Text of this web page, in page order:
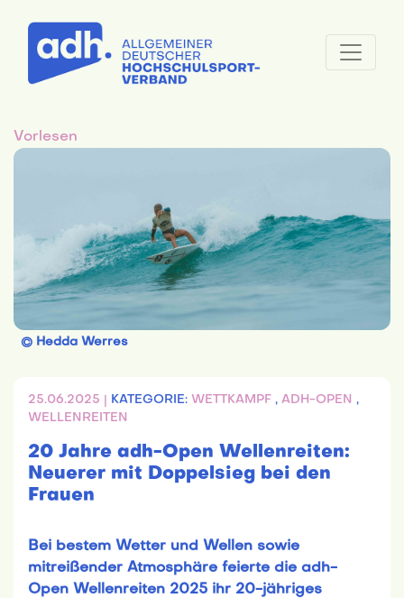
Vorlesen
© Hedda Werres
25.06.2025 | KATEGORIE: WETTKAMPF , ADH-OPEN ,
WELLENREITEN
20 Jahre adh-Open Wellenreiten:
Neuerer mit Doppelsieg bei den
Frauen
Bei bestem Wetter und Wellen sowie
mitreißender Atmosphäre feierte die adh-
Open Wellenreiten 2025 ihr 20-jähriges